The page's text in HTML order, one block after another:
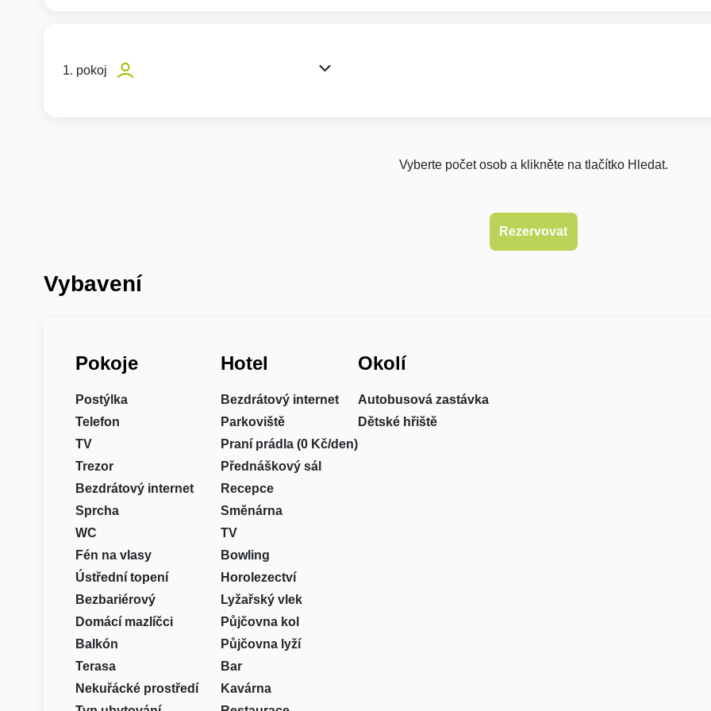
1. pokoj
Vyberte počet osob a klikněte na tlačítko Hledat.
Vybavení
Pokoje
Postýlka
Telefon
TV
Trezor
Bezdrátový internet
Sprcha
WC
Fén na vlasy
Ústřední topení
Bezbariérový
Domácí mazlíčci
Balkón
Terasa
Nekuřácké prostředí
Hotel
Bezdrátový internet
Parkoviště
Praní prádla (0 Kč/den)
Přednáškový sál
Recepce
Směnárna
TV
Bowling
Horolezectví
Lyžařský vlek
Půjčovna kol
Půjčovna lyží
Bar
Kavárna
Okolí
Autobusová zastávka
Dětské hřiště